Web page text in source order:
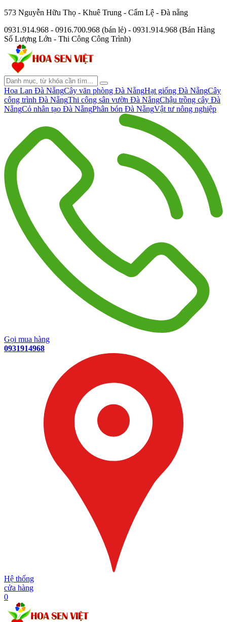
573 Nguyễn Hữu Thọ - Khuê Trung - Cẩm Lệ - Đà nẵng
0931.914.968 - 0916.700.968 (bán lẻ) - 0931.914.968 (Bán Hàng
Số Lượng Lớn - Thi Công Công Trình)
Hoa Lan Đà NẵngCây văn phòng Đà NẵngHạt giống Đà NẵngCây
công trình Đà NẵngThi công sân vườn Đà NẵngChậu trồng cây Đà
NẵngCỏ nhân tạo Đà NẵngPhân bón Đà NẵngVật tư nông nghiệp
Gọi mua hàng
0931914968
Hệ thống
cửa hàng
0